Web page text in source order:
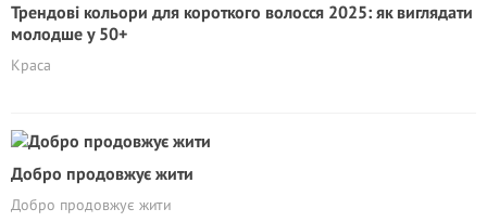
Трендові кольори для короткого волосся 2025: як виглядати
молодше у 50+
Краса
Добро продовжує жити
Добро продовжує жити